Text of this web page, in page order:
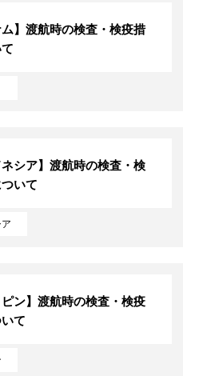
ム】渡航時の検査・検疫措
ネシア】渡航時の検査・検
いて
ピン】渡航時の検査・検疫
て